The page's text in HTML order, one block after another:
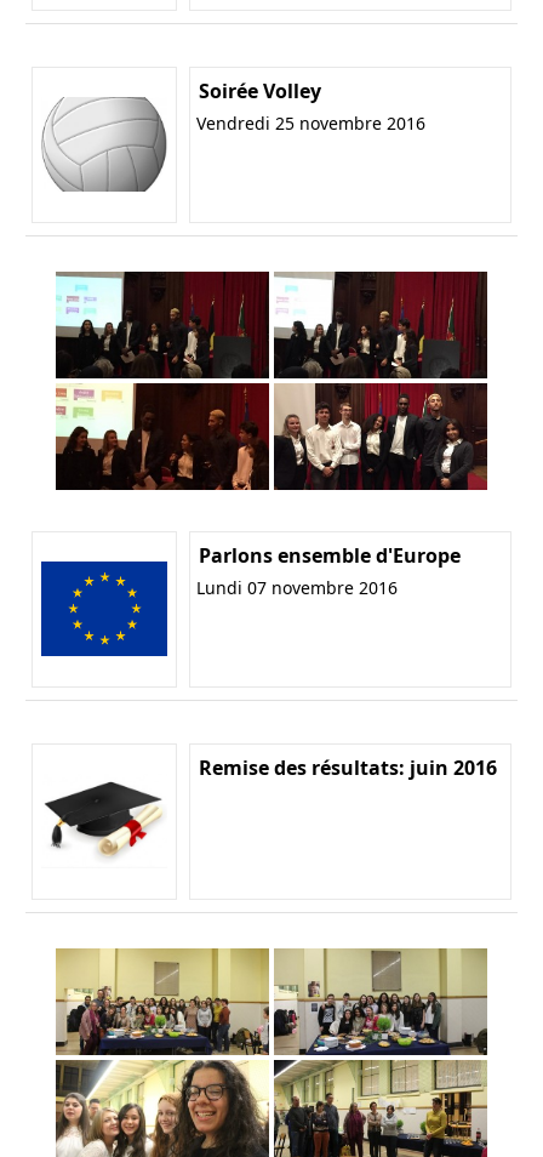
Soirée Volley
Vendredi 25 novembre 2016
Parlons ensemble d'Europe
Lundi 07 novembre 2016
Remise des résultats: juin 2016